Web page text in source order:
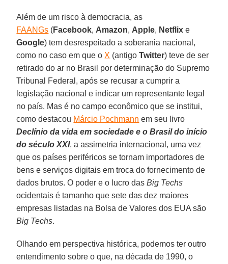
Além de um risco à democracia, as
FAANGs (Facebook, Amazon, Apple, Netflix e
Google) tem desrespeitado a soberania nacional,
como no caso em que o X (antigoTwitter) teve de ser
retirado do ar no Brasil por determinação do Supremo
Tribunal Federal, após se recusar a cumprir a
legislação nacional e indicar um representante legal
no país. Mas é no campo econômico que se institui,
como destacou Márcio Pochmann em seu livro
Declínio da vida em sociedade e o Brasil do início
do século XXI, a assimetria internacional, uma vez
que os países periféricos se tornam importadores de
bens e serviços digitais em troca do fornecimento de
dados brutos. O poder e o lucro dasBig Techs
ocidentais é tamanho que sete das dez maiores
empresas listadas na Bolsa de Valores dos EUA são
Big Techs.
Olhando em perspectiva histórica, podemos ter outro
entendimento sobre o que, na década de 1990, o